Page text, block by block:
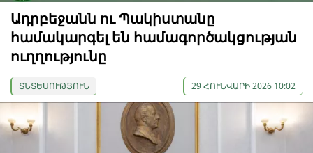
Ադրբեջանն ու Պակիստանը
համակարգել են համագործակցության
ուղղությունը
ՏՆՏԵՍՈՒԹՅՈՒՆ 29 ՀՈՒՆՎԱՐԻ 2026 10:02